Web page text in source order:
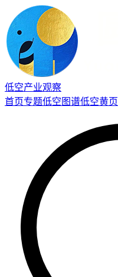
低空产业观察
首页专题低空图谱低空黄页